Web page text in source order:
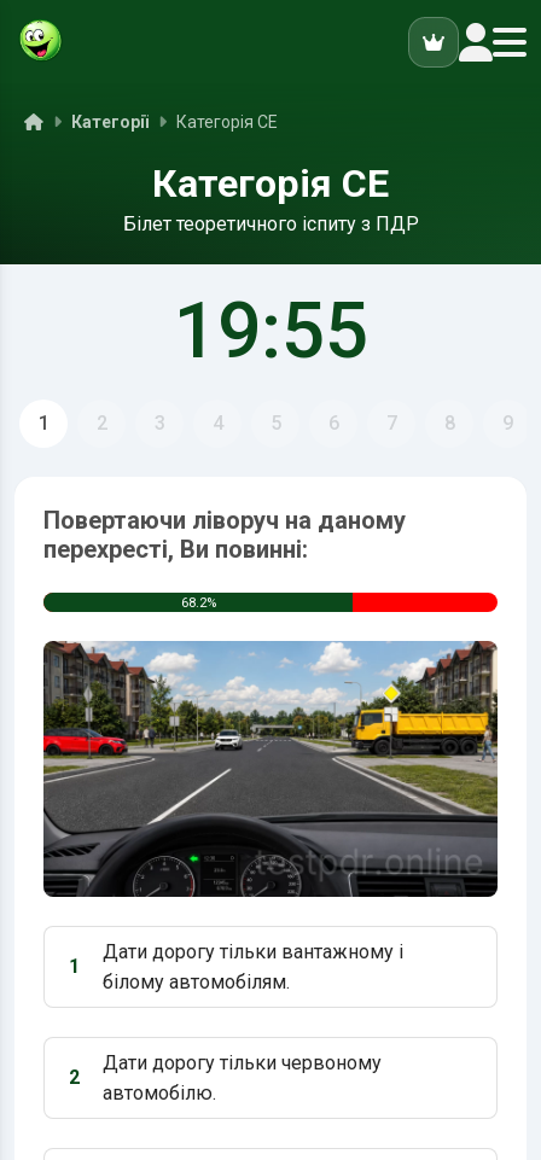
ГоловнаКатегорії Категорія CE
Категорія CE
Білет теоретичного іспиту з ПДР
19:55
1 2 3 4 5 6 7 8 9
Повертаючи ліворуч на даному
перехресті, Ви повинні:
68.2%
Варіант 1:
1
Дати дорогу тільки вантажному і
білому автомобілям.
Варіант 2:
2
Дати дорогу тільки червоному
автомобілю.